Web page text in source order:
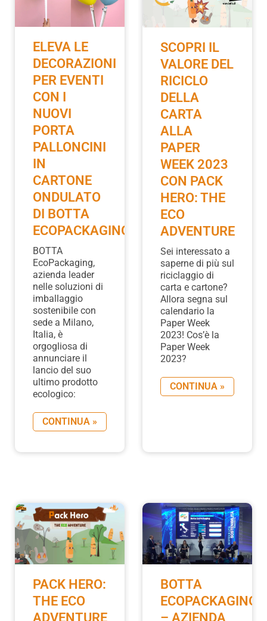
ELEVA LE
DECORAZIONI
PER EVENTI
CON I
NUOVI
PORTA
PALLONCINI
IN
CARTONE
ONDULATO
DI BOTTA
ECOPACKAGING
BOTTA
EcoPackaging,
azienda leader
nelle soluzioni di
imballaggio
sostenibile con
sede a Milano,
Italia, è
orgogliosa di
annunciare il
lancio del suo
ultimo prodotto
ecologico:
CONTINUA »
SCOPRI IL
VALORE DEL
RICICLO
DELLA
CARTA
ALLA
PAPER
WEEK 2023
CON PACK
HERO: THE
ECO
ADVENTURE
Sei interessato a
saperne di più sul
riciclaggio di
carta e cartone?
Allora segna sul
calendario la
Paper Week
2023! Cos’è la
Paper Week
2023?
CONTINUA »
PACK HERO:
THE ECO
ADVENTURE
BOTTA
ECOPACKAGING
– AZIENDA